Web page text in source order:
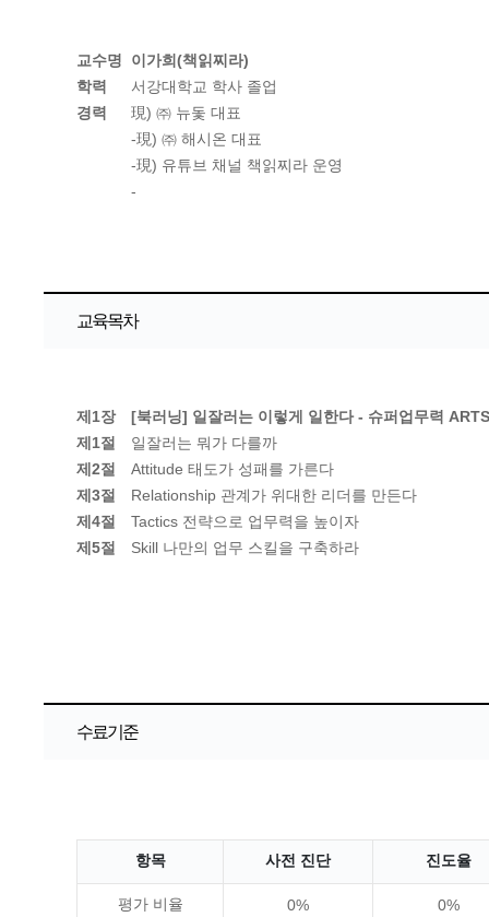
교수명
이가희(책읽찌라)
학력
서강대학교 학사 졸업
경력
現) ㈜ 뉴돛 대표
-現) ㈜ 해시온 대표
-現) 유튜브 채널 책읽찌라 운영
-
교육목차
제1장
[북러닝] 일잘러는 이렇게 일한다 - 슈퍼업무력 ARTS
제1절
일잘러는 뭐가 다를까
제2절
Attitude 태도가 성패를 가른다
제3절
Relationship 관계가 위대한 리더를 만든다
제4절
Tactics 전략으로 업무력을 높이자
제5절
Skill 나만의 업무 스킬을 구축하라
수료기준
항목 사전 진단 진도율
평가 비율 0% 0%